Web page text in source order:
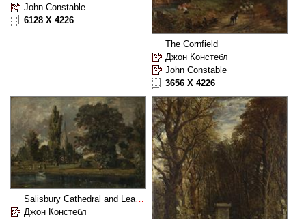
John Constable
6128 X 4226
The Cornfield
Джон Констебл
John Constable
3656 X 4226
Salisbury Cathedral and Leadenhall from the River Avon
Джон Констебл